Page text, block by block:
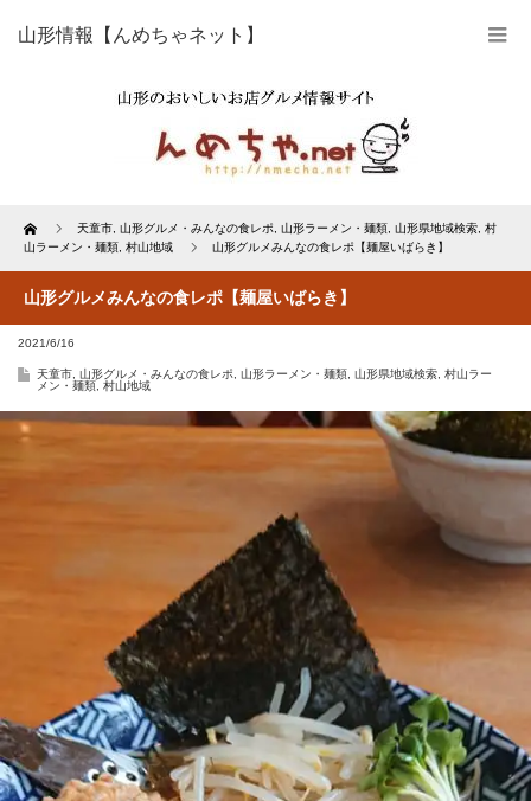
山形情報【んめちゃネット】
Home 天童市 山形グルメ・みんなの食レポ 山形ラーメン・麺類 山形県地域検索 村
山ラーメン・麺類 村山地域 山形グルメみんなの食レポ【麺屋いばらき】
山形グルメみんなの食レポ【麺屋いばらき】
2021/6/16
天童市 山形グルメ・みんなの食レポ 山形ラーメン・麺類 山形県地域検索 村山ラー
メン・麺類 村山地域